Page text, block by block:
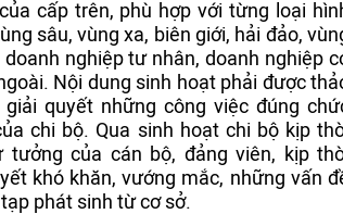
cấp trên, phù hợp với từng loại
sâu, vùng xa, biên giới, hải đảo,
nghiệp tư nhân, doanh nghiệp
Nội dung sinh hoạt phải được
giải quyết những công việc đúng
chi bộ. Qua sinh hoạt chi bộ kịp
của cán bộ, đảng viên, kịp
khó khăn, vướng mắc, những vấn
phát sinh từ cơ sở.